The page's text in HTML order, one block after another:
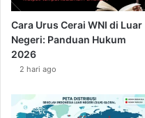
Cara Urus Cerai WNI di Luar
Negeri: Panduan Hukum
2026
2 hari ago